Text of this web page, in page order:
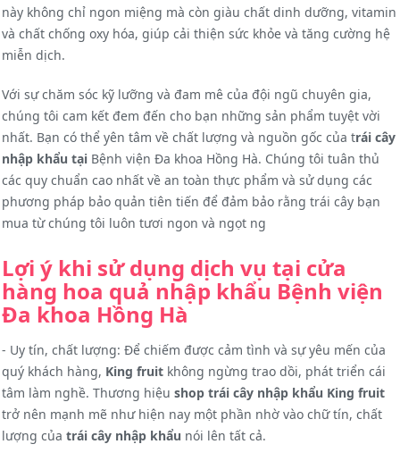
này không chỉ ngon miệng mà còn giàu chất dinh dưỡng, vitamin
và chất chống oxy hóa, giúp cải thiện sức khỏe và tăng cường hệ
miễn dịch.
Với sự chăm sóc kỹ lưỡng và đam mê của đội ngũ chuyên gia,
chúng tôi cam kết đem đến cho bạn những sản phẩm tuyệt vời
nhất. Bạn có thể yên tâm về chất lượng và nguồn gốc của trái cây
nhập khẩu tại Bệnh viện Đa khoa Hồng Hà. Chúng tôi tuân thủ
các quy chuẩn cao nhất về an toàn thực phẩm và sử dụng các
phương pháp bảo quản tiên tiến để đảm bảo rằng trái cây bạn
mua từ chúng tôi luôn tươi ngon và ngọt ng
Lợi ý khi sử dụng dịch vụ tại cửa
hàng hoa quả nhập khẩu Bệnh viện
Đa khoa Hồng Hà
- Uy tín, chất lượng: Để chiếm được cảm tình và sự yêu mến của
quý khách hàng, King fruit không ngừng trao dồi, phát triển cái
tâm làm nghề. Thương hiệu shop trái cây nhập khẩu King fruit
trở nên mạnh mẽ như hiện nay một phần nhờ vào chữ tín, chất
lượng của trái cây nhập khẩu nói lên tất cả.